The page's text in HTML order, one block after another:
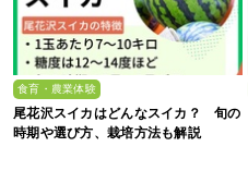
食育・農業体験
尾花沢スイカはどんなスイカ？ 旬の
時期や選び方、栽培方法も解説